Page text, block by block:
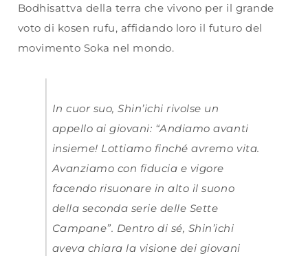
Bodhisattva della terra che vivono per il grande
voto di kosen rufu, affidando loro il futuro del
movimento Soka nel mondo.
In cuor suo, Shin’ichi rivolse un
appello ai giovani: “Andiamo avanti
insieme! Lottiamo finché avremo vita.
Avanziamo con fiducia e vigore
facendo risuonare in alto il suono
della seconda serie delle Sette
Campane”. Dentro di sé, Shin’ichi
aveva chiara la visione dei giovani